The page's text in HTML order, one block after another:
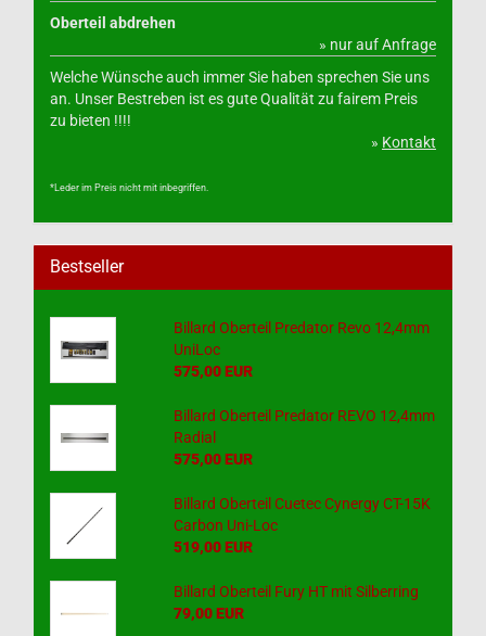
Oberteil abdrehen
» nur auf Anfrage
Welche Wünsche auch immer Sie haben sprechen Sie uns
an. Unser Bestreben ist es gute Qualität zu fairem Preis
zu bieten !!!!
» Kontakt
*Leder im Preis nicht mit inbegriffen.
Bestseller
Billard Oberteil Predator Revo 12,4mm
UniLoc
575,00 EUR
Billard Oberteil Predator REVO 12,4mm
Radial
575,00 EUR
Billard Oberteil Cuetec Cynergy CT-15K
Carbon Uni-Loc
519,00 EUR
Billard Oberteil Fury HT mit Silberring
79,00 EUR